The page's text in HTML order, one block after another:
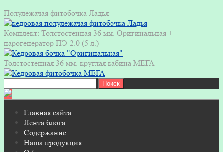
Полулежачая фитобочка Ладья
Комплект: Толстостенная 36 мм. Оригинальная +
парогенератор ПЭ-2.0 (5 л.)
Толстостенная 36 мм. круглая кабина МЕГА
Главная сайта
Лента блога
Содержание
Наша продукция